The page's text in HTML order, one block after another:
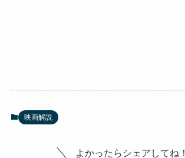
映画解説
よかったらシェアしてね！